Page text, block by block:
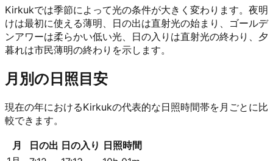
Kirkukでは季節によって光の条件が大きく変わります。夜明
けは最初に使える薄明、日の出は直射光の始まり、ゴールデ
ンアワーは柔らかい低い光、日の入りは直射光の終わり、夕
暮れは市民薄明の終わりを示します。
月別の日照目安
現在の年におけるKirkukの代表的な日照時間帯を月ごとに比
較できます。
月 日の出 日の入り 日照時間